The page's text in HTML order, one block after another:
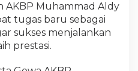
AKBP Muhammad Aldy
tugas baru sebagai
sukses menjalankan
prestasi.